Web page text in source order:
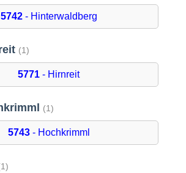
5742- Hinterwaldberg
(1)
5771 - Hirnreit
(1)
5743- Hochkrimml